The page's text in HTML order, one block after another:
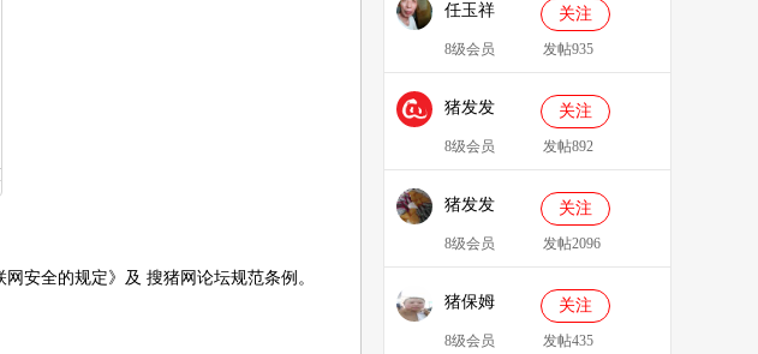
安全的规定》 及 搜猪网论坛规范条例 。
任玉祥 关注
8级会员 发帖935
猪发发
638829
关注
8级会员 发帖892
猪发发 关注
8级会员 发帖2096
猪保姆
909233
关注
8级会员 发帖435